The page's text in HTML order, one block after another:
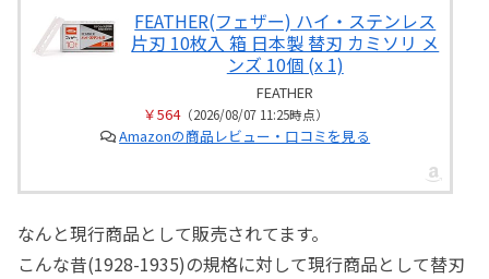
FEATHER(フェザー) ハイ・ステンレス
片刃 10枚入 箱 日本製 替刃 カミソリ メ
ンズ 10個 (x 1)
FEATHER
￥564（2026/08/07 11:25時点）
Amazonの商品レビュー・口コミを見る
なんと現行商品として販売されてます。
こんな昔(1928-1935)の規格に対して現行商品として替刃